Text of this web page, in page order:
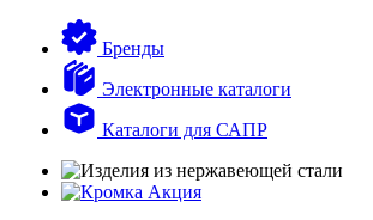
Бренды
Электронные каталоги
Каталоги для САПР